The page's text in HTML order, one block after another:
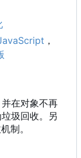
，
在对象不再
圾回收。另
制。